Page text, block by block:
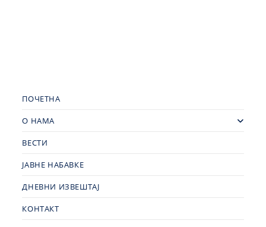
ПОЧЕТНА
О НАМА
ВЕСТИ
ЈАВНЕ НАБАВКЕ
ДНЕВНИ ИЗВЕШТАЈ
КОНТАКТ